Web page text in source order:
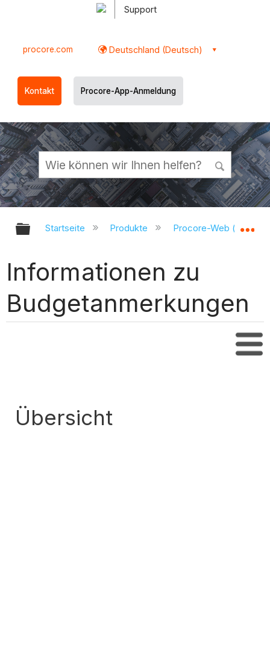
Support
procore.com Deutschland (Deutsch)
Kontakt Procore-App-Anmeldung
Globale Hierarchie auf- und
Startseite Produkte Procore-Web
Informationen zu
Budgetanmerkungen
Übersicht